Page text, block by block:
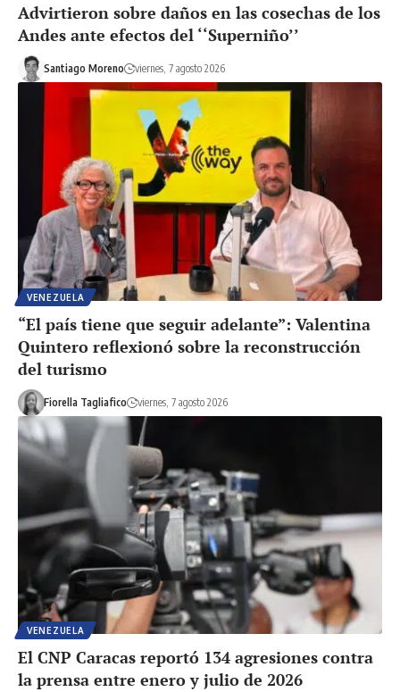
Advirtieron sobre daños en las cosechas de los
Andes ante efectos del ‘‘Superniño’’
Santiago Moreno viernes, 7 agosto 2026
VENEZUELA
“El país tiene que seguir adelante”: Valentina
Quintero reflexionó sobre la reconstrucción
del turismo
Fiorella Tagliafico viernes, 7 agosto 2026
VENEZUELA
El CNP Caracas reportó 134 agresiones contra
la prensa entre enero y julio de 2026